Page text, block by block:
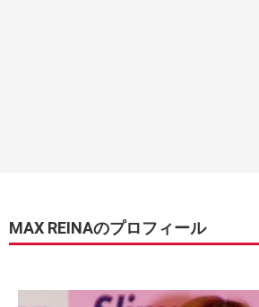
MAX REINAのプロフィール